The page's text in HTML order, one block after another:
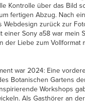
Kontrolle über das Bild
fertigen Abzug. Nach
Webdesign zurück zur
einer Sony a58 war mein
der Liebe zum Vollformat
war 2024: Eine
Botanischen Gartens
Workshops
Als Gasthörer an